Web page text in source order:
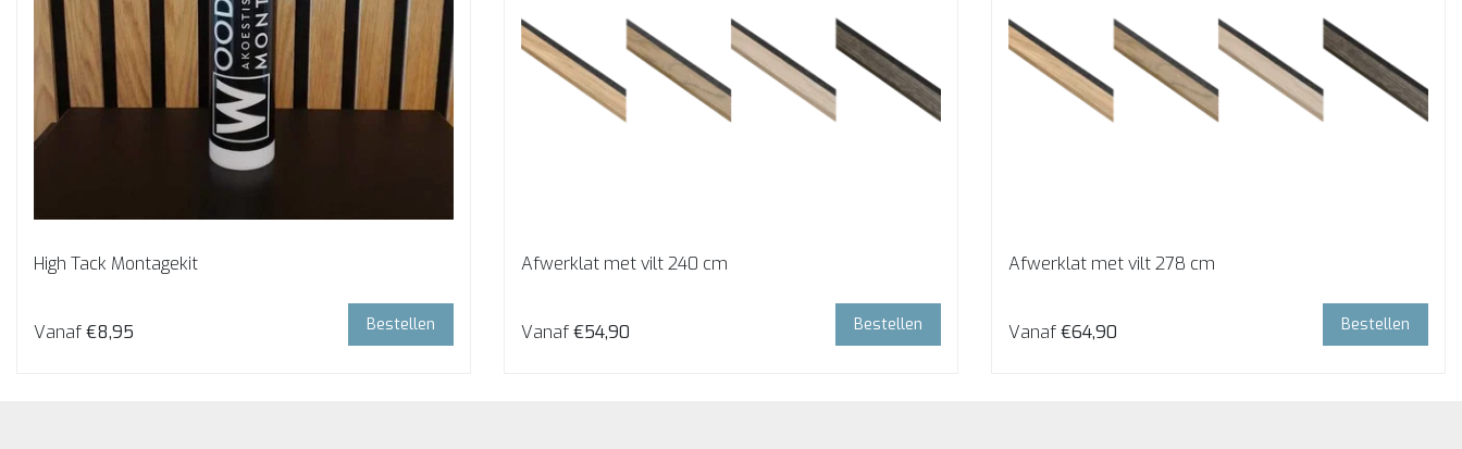
High Tack Montagekit
Vanaf€8,95 Bestellen
Afwerklat met vilt 240 cm
Vanaf€54,90 Bestellen
Afwerklat met vilt 278 cm
Vanaf€64,90 Bestellen